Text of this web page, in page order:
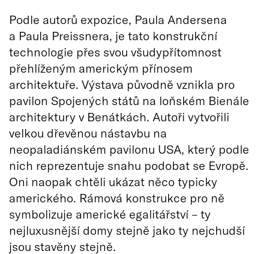
Podle autorů expozice, Paula Andersena
a Paula Preissnera, je tato konstrukční
technologie přes svou všudypřítomnost
přehlíženým americkým přínosem
architektuře. Výstava původně vznikla pro
pavilon Spojených států na loňském Bienále
architektury v Benátkách. Autoři vytvořili
velkou dřevěnou nástavbu na
neopaladiánském pavilonu USA, který podle
nich reprezentuje snahu podobat se Evropě.
Oni naopak chtěli ukázat něco typicky
amerického. Rámová konstrukce pro ně
symbolizuje americké egalitářství – ty
nejluxusnější domy stejně jako ty nejchudší
jsou stavěny stejně.